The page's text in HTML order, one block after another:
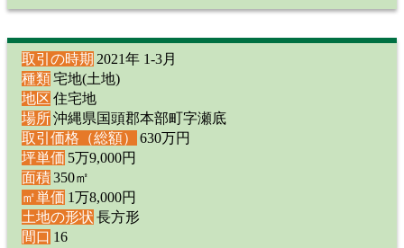
取引の時期 2021年 1-3月
種類 宅地(土地)
地区 住宅地
場所沖縄県国頭郡本部町字瀬底
取引価格（総額）
630万円
坪単価 5万9,000円
面積350㎡
㎡単価 1万8,000円
土地の形状 長方形
間口 16